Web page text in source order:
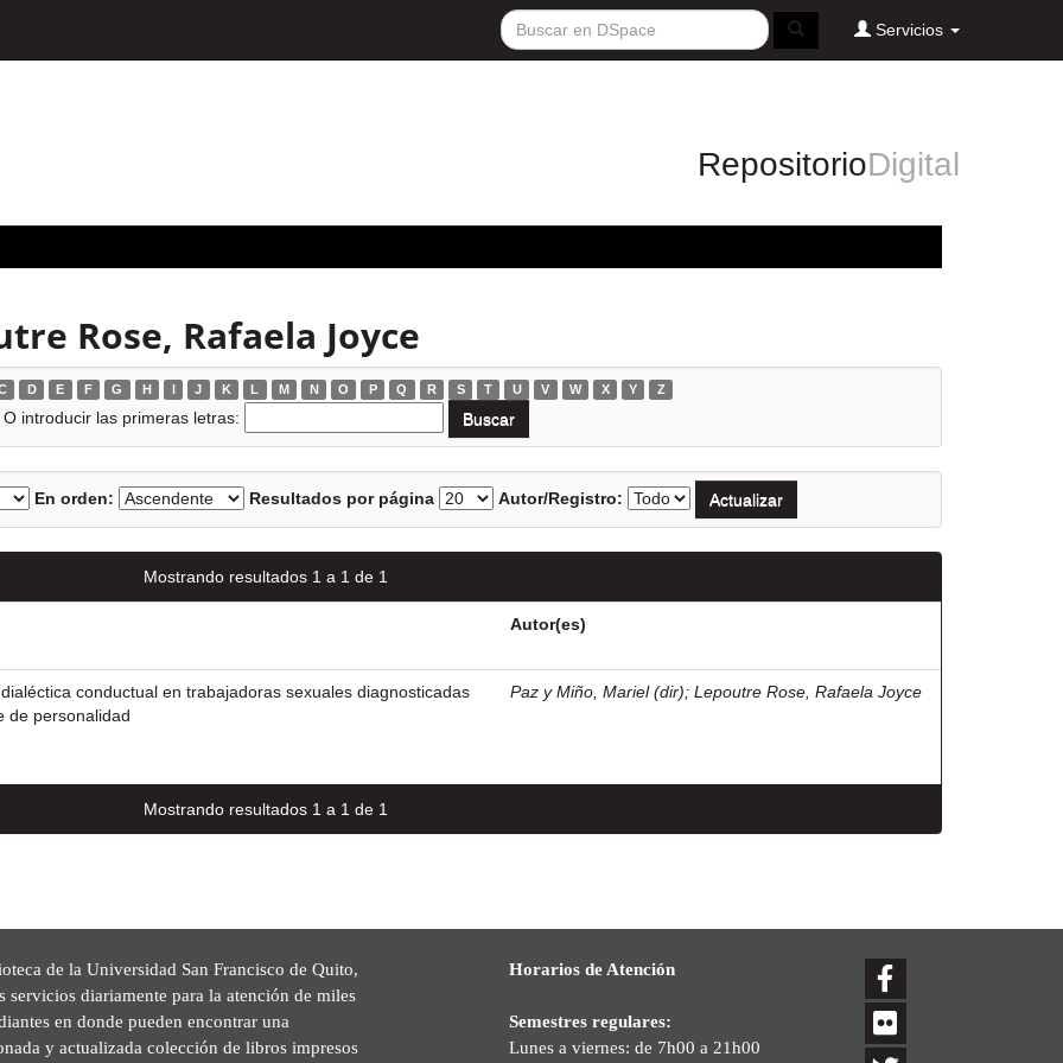
Servicios
RepositorioDigital
Rose, Rafaela Joyce
D E F G H I J K L M N O P Q R S T U V W X Y Z
O introducir las primeras letras:
En orden: Resultados por página Autor/Registro:
Mostrando resultados 1 a 1 de 1
Autor(es)
conductual en trabajadoras sexuales diagnosticadas
de personalidad
Paz y Miño, Mariel (dir); Lepoutre Rose, Rafaela Joyce
Mostrando resultados 1 a 1 de 1
de la Universidad San Francisco de Quito,
servicios diariamente para la atención de miles
en donde pueden encontrar una
y actualizada colección de libros impresos
Horarios de Atención
Semestres regulares:
Lunes a viernes: de 7h00 a 21h00